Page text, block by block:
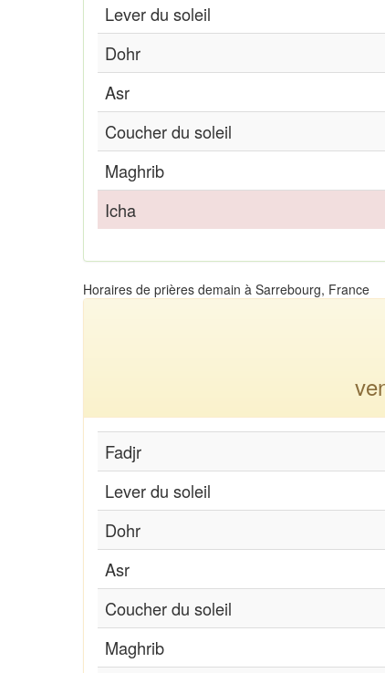
Lever du soleil
Dohr
Asr
Coucher du soleil
Maghrib
Icha
Horaires de prières demain à Sarrebourg, France
Fadjr
Lever du soleil
Dohr
Asr
Coucher du soleil
Maghrib